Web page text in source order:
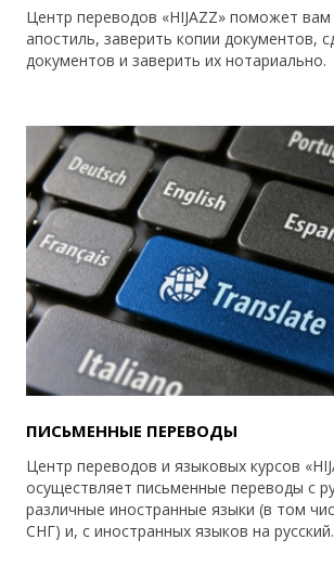
Центр переводов «HIJAZZ» поможет вам
апостиль, заверить копии документов,
документов и заверить их нотариально.
ПИСЬМЕННЫЕ ПЕРЕВОДЫ
Центр переводов и языковых курсов
осуществляет письменные переводы с
различные иностранные языки (в том
СНГ) и, с иностранных языков на русский.